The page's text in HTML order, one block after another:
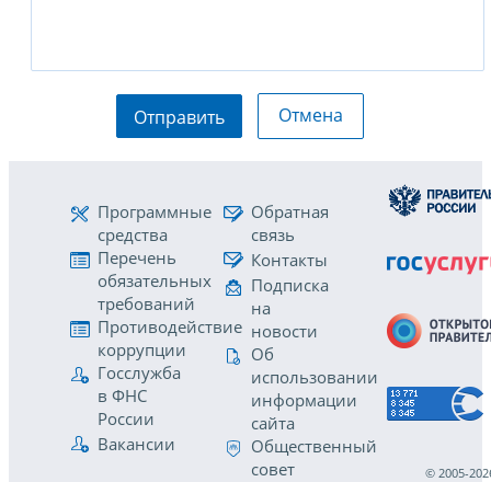
Отправить Отмена
Программные
средства
Перечень
обязательных
требований
Противодействие
коррупции
Госслужба
в ФНС
России
Вакансии
Обратная
связь
Контакты
Подписка
на
новости
Об
использовании
информации
сайта
Общественный
совет
© 2005-